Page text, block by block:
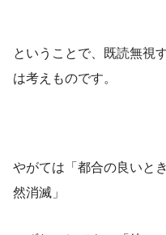
ということで、既読無視
は考えものです。
やがては「都合の良いと
然消滅」